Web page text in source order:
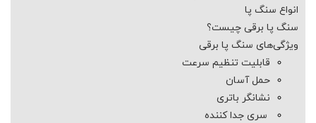
انواع سنگ پا
سنگ پا برقی چیست؟
ویژگی‌های سنگ پا برقی
قابلیت تنظیم سرعت
حمل آسان
نشانگر باتری
سری جدا کننده